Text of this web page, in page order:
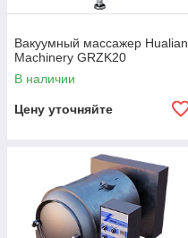
Вакуумный массажер Hualian
Machinery GRZK20
В наличии
Цену уточняйте